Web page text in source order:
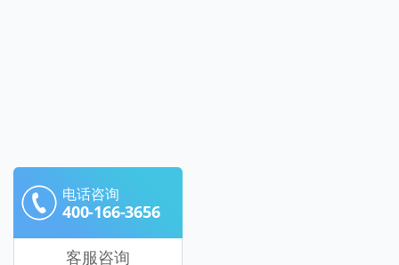
电话咨询
400-166-3656
客服咨询